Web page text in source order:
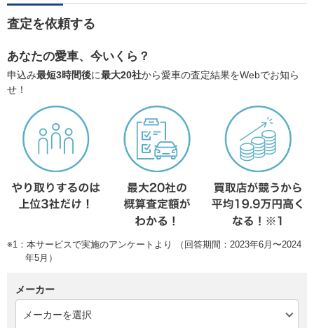
査定を依頼する
あなたの愛車、今いくら？
申込み最短3時間後に最大20社から愛車の査定結果をWebでお知ら
せ！
※1：本サービスで実施のアンケートより （回答期間：2023年6月〜2024
年5月）
メーカー